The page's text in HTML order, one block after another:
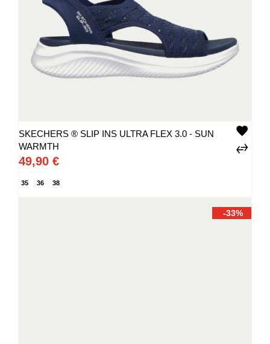
SKECHERS ® SLIP INS ULTRA FLEX 3.0 - SUN
WARMTH
49,90 €
35 36 38
-33%